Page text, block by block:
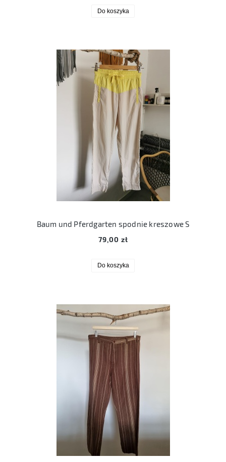
Do koszyka
Baum und Pferdgarten spodnie kreszowe S
79,00 zł
Do koszyka